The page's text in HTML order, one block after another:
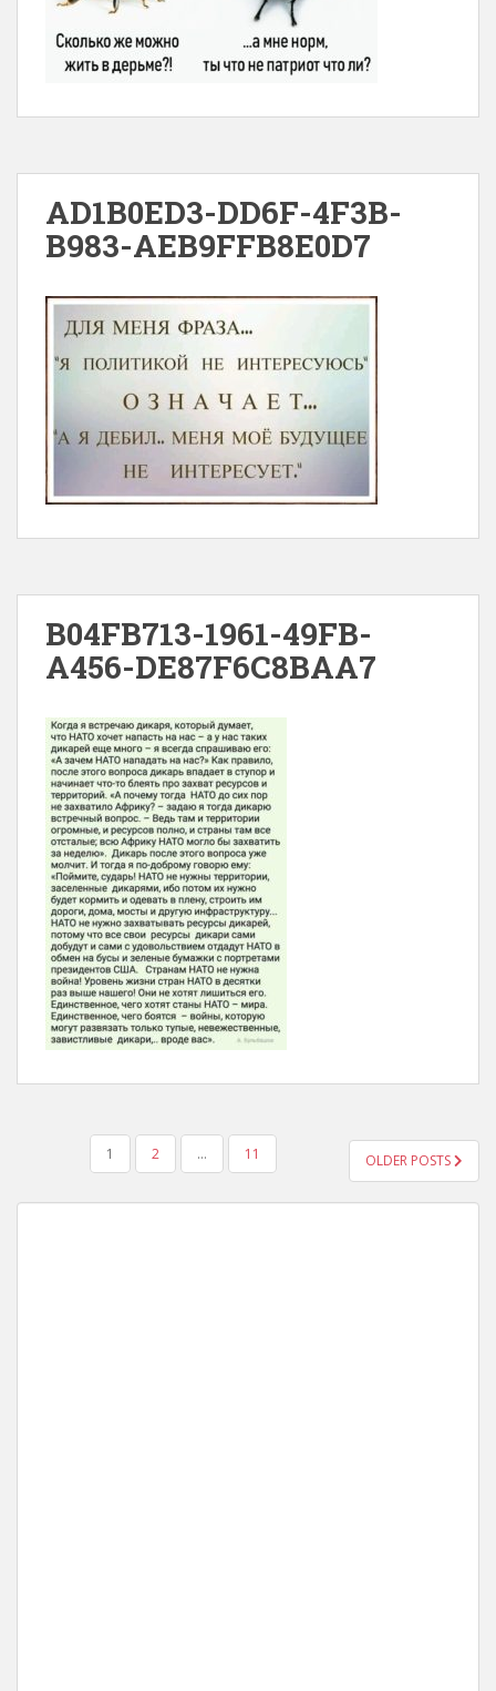
AD1B0ED3-DD6F-4F3B-
B983-AEB9FFB8E0D7
B04FB713-1961-49FB-
A456-DE87F6C8BAA7
NAVIGATION
1 2 … 11 OLDER POSTS